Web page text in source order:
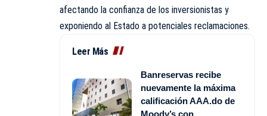
afectando la confianza de los inversionistas y
exponiendo al Estado a potenciales reclamaciones.
Leer Más
Banreservas recibe
nuevamente la máxima
calificación AAA.do de
Moody’s con